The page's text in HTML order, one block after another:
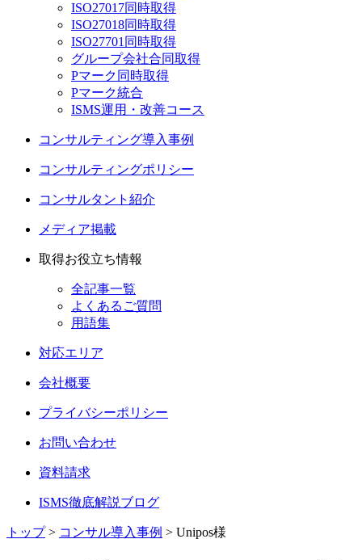
ISO27017同時取得
ISO27018同時取得
ISO27701同時取得
グループ会社合同取得
Pマーク同時取得
Pマーク統合
ISMS運用・改善コース
コンサルティング導入事例
コンサルティングポリシー
コンサルタント紹介
メディア掲載
取得お役立ち情報
全記事一覧
よくあるご質問
用語集
対応エリア
会社概要
プライバシーポリシー
お問い合わせ
資料請求
ISMS徹底解説ブログ
トップ> コンサル導入事例 > Unipos様